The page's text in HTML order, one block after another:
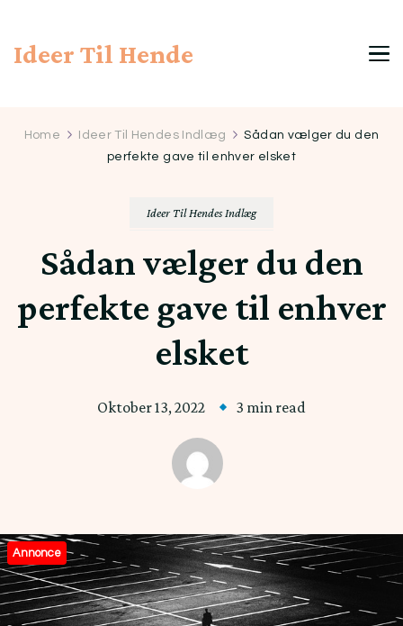
Ideer Til Hende
Home Ideer Til Hendes Indlæg
Sådan vælger du den
perfekte gave til enhver elsket
Ideer Til Hendes Indlæg
Sådan vælger du den
perfekte gave til enhver
elsket
Oktober 13, 2022 3 min read
Annonce